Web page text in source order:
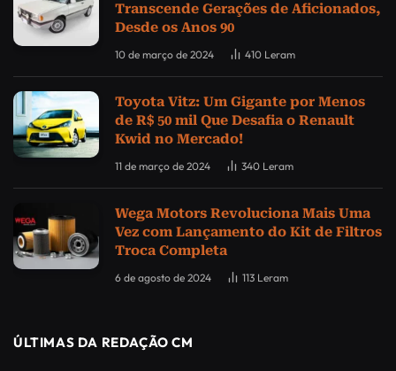
Transcende Gerações de Aficionados,
Desde os Anos 90
10 de março de 2024 410 Leram
Toyota Vitz: Um Gigante por Menos
de R$ 50 mil Que Desafia o Renault
Kwid no Mercado!
11 de março de 2024 340 Leram
Wega Motors Revoluciona Mais Uma
Vez com Lançamento do Kit de Filtros
Troca Completa
6 de agosto de 2024 113 Leram
ÚLTIMAS DA REDAÇÃO CM